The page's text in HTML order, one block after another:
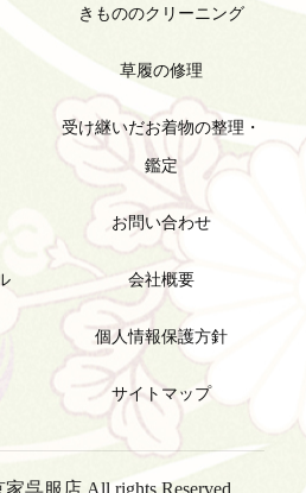
きもののクリーニング
草履の修理
受け継いだお着物の整理・
鑑定
お問い合わせ
会社概要
個人情報保護方針
サイトマップ
呉服店 All rights Reserved.